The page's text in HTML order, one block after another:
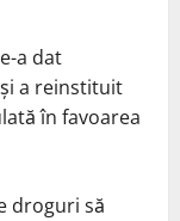
a dat
a reinstituit
în favoarea
droguri să